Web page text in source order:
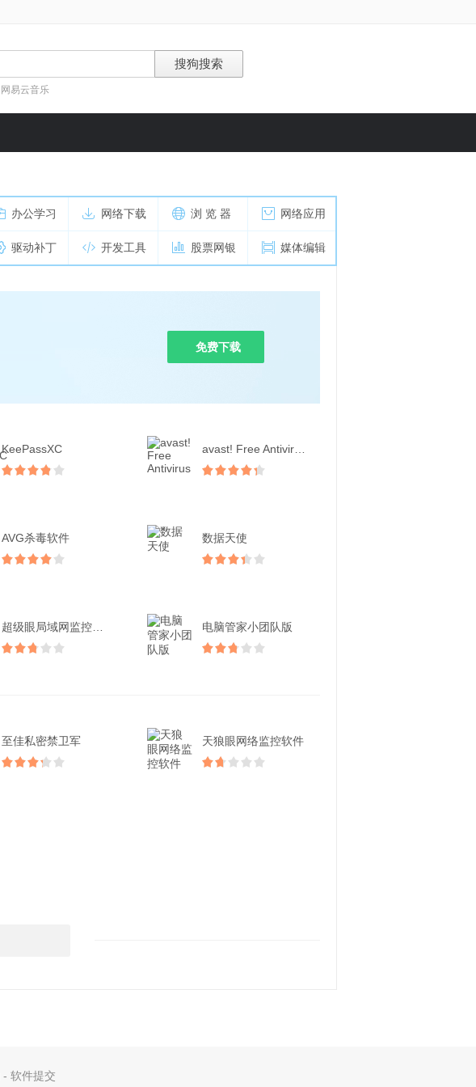
网易云音乐
办公学习 网络下载 浏 览 器 网络应用
驱动补丁 开发工具 股票网银 媒体编辑
免费下载
KeePassXC
AVG杀毒软件 数据天使
电脑管家小团队版
至佳私密禁卫军 天狼眼网络监控软件
- 软件提交